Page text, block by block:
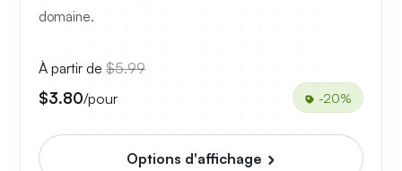
domaine.
À partir de $5.99
$3.80/pour -20%
Options d'affichage